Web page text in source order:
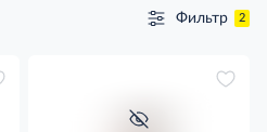
Фильтр 2